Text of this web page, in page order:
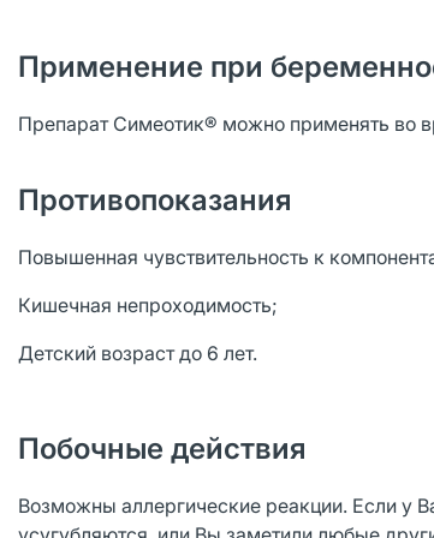
Применение при
Препарат Симеотик® можно применять во
Противопоказания
Повышенная чувствительность к
Кишечная непроходимость;
Детский возраст до 6 лет.
Побочные действия
Возможны аллергические реакции. Если у